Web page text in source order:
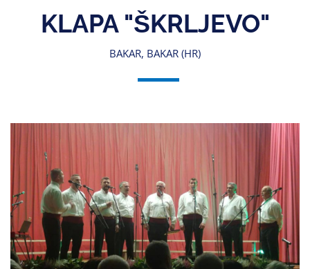
KLAPA "ŠKRLJEVO"
BAKAR, BAKAR (HR)